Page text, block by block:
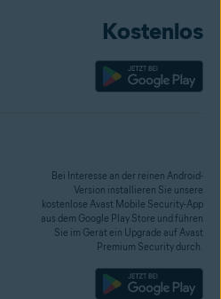
Kostenlos
Bei Interesse an der reinen Android-
Version installieren Sie unsere
kostenlose Avast Mobile Security-App
aus dem Google Play Store und führen
Sie im Gerät ein Upgrade auf Avast
Premium Security durch.